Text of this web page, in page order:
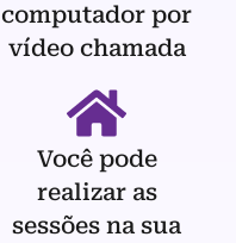
computador por
vídeo chamada
Você pode
realizar as
sessões na sua